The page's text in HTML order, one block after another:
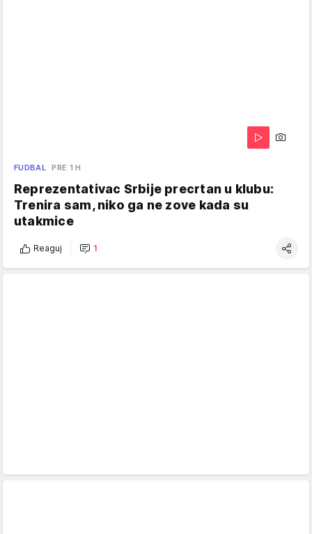
FUDBAL PRE 1 H
Reprezentativac Srbije precrtan u klubu:
Trenira sam, niko ga ne zove kada su
utakmice
Reaguj 1